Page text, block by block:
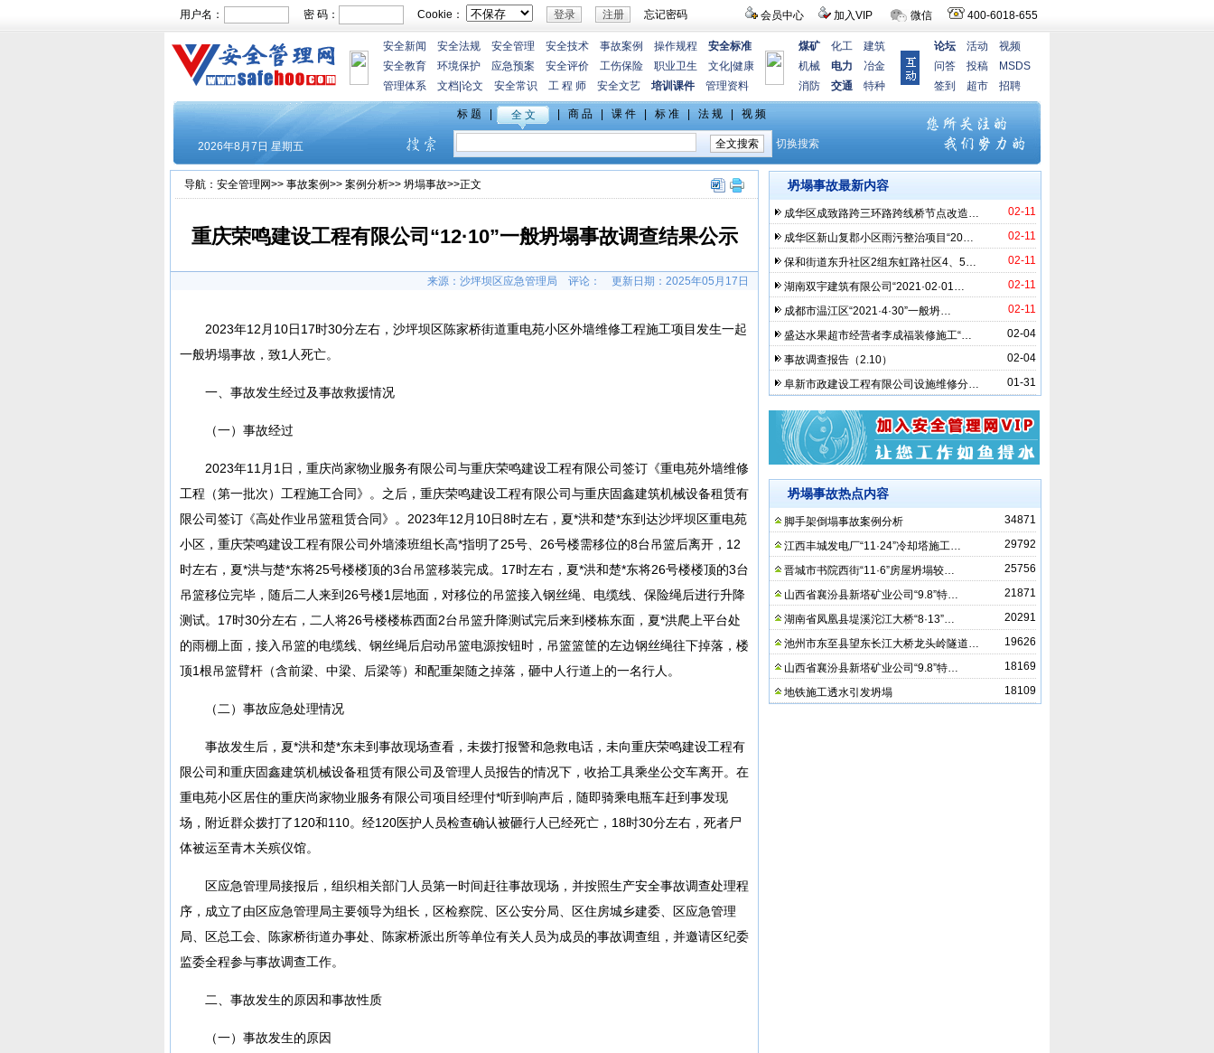
会员中心 加入VIP 微信 400-6018-655
用户名： 密 码： Cookie： 忘记密码
安全新闻 安全法规 安全管理 安全技术 事故案例 操作规程
安全标准
安全教育
环境保护 应急预案 安全评价 工伤保险 职业卫生 文化 健康
管理体系
文档 论文 安全常识 工 程 师 安全文艺 培训课件 管理资料
煤矿 化工
建筑
机械
电力
冶金
消防
交通 特种
论坛 活动
视频
问答
投稿
MSDS
签到
超市 招聘
导航： 安全管理网>> 事故案例>> 案例分析>> 坍塌事故>>正文
重庆荣鸣建设工程有限公司“12·10”一般坍塌事故调查结果公示
来源：沙坪坝区应急管理局 评论： 更新日期： 2025年05月17日
2023年12月10日17时30分左右，沙坪坝区陈家桥街道重电苑小区外墙维修工程施工项目发生一起
一般坍塌事故，致1人死亡。
一、事故发生经过及事故救援情况
（一）事故经过
2023年11月1日，重庆尚家物业服务有限公司与重庆荣鸣建设工程有限公司签订《重电苑外墙维修
工程（第一批次）工程施工合同》。之后，重庆荣鸣建设工程有限公司与重庆固鑫建筑机械设备租赁有
限公司签订《高处作业吊篮租赁合同》。2023年12月10日8时左右，夏*洪和楚*东到达沙坪坝区重电苑
小区，重庆荣鸣建设工程有限公司外墙漆班组长高*指明了25号、26号楼需移位的8台吊篮后离开，12
时左右，夏*洪与楚*东将25号楼楼顶的3台吊篮移装完成。17时左右，夏*洪和楚*东将26号楼楼顶的3台
吊篮移位完毕，随后二人来到26号楼1层地面，对移位的吊篮接入钢丝绳、电缆线、保险绳后进行升降
测试。17时30分左右，二人将26号楼楼栋西面2台吊篮升降测试完后来到楼栋东面，夏*洪爬上平台处
的雨棚上面，接入吊篮的电缆线、钢丝绳后启动吊篮电源按钮时，吊篮篮筐的左边钢丝绳往下掉落，楼
顶1根吊篮臂杆（含前梁、中梁、后梁等）和配重架随之掉落，砸中人行道上的一名行人。
（二）事故应急处理情况
事故发生后，夏*洪和楚*东未到事故现场查看，未拨打报警和急救电话，未向重庆荣鸣建设工程有
限公司和重庆固鑫建筑机械设备租赁有限公司及管理人员报告的情况下，收拾工具乘坐公交车离开。在
重电苑小区居住的重庆尚家物业服务有限公司项目经理付*听到响声后，随即骑乘电瓶车赶到事发现
场，附近群众拨打了120和110。经120医护人员检查确认被砸行人已经死亡，18时30分左右，死者尸
体被运至青木关殡仪馆。
区应急管理局接报后，组织相关部门人员第一时间赶往事故现场，并按照生产安全事故调查处理程
序，成立了由区应急管理局主要领导为组长，区检察院、区公安分局、区住房城乡建委、区应急管理
局、区总工会、陈家桥街道办事处、陈家桥派出所等单位有关人员为成员的事故调查组，并邀请区纪委
监委全程参与事故调查工作。
二、事故发生的原因和事故性质
（一）事故发生的原因
坍塌事故最新内容
02-11
成华区成致路跨三环路跨线桥节点改造…
02-11
成华区新山复郡小区雨污整治项目“20…
02-11
保和街道东升社区2组东虹路社区4、5…
02-11
湖南双宇建筑有限公司“2021·02·01…
02-11
成都市温江区“2021·4·30”一般坍…
02-04
盛达水果超市经营者李成福装修施工“…
02-04
事故调查报告（2.10）
01-31
阜新市政建设工程有限公司设施维修分…
坍塌事故热点内容
34871
脚手架倒塌事故案例分析
29792
江西丰城发电厂“11·24”冷却塔施工…
25756
晋城市书院西街“11·6”房屋坍塌较…
21871
山西省襄汾县新塔矿业公司“9.8”特…
20291
湖南省凤凰县堤溪沱江大桥“8·13”…
19626
池州市东至县望东长江大桥龙头岭隧道…
18169
山西省襄汾县新塔矿业公司“9.8”特…
18109
地铁施工透水引发坍塌